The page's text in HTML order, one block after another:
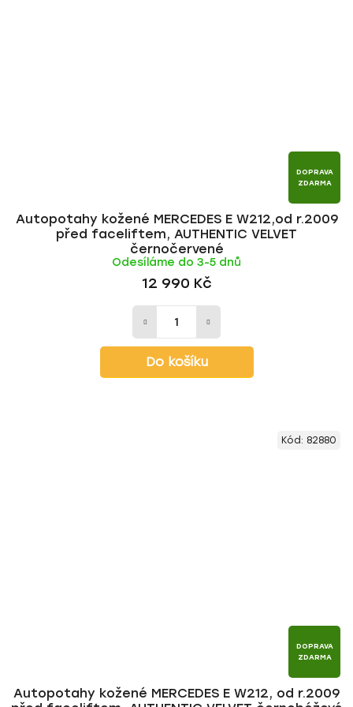
DOPRAVA
ZDARMA
Autopotahy kožené MERCEDES E W212,od r.2009
před faceliftem, AUTHENTIC VELVET
černočervené
Odesíláme do 3-5 dnů
12 990 Kč
Do košíku
DOPRAVA
ZDARMA
Autopotahy kožené MERCEDES E W212, od r.2009
Kód: 82880